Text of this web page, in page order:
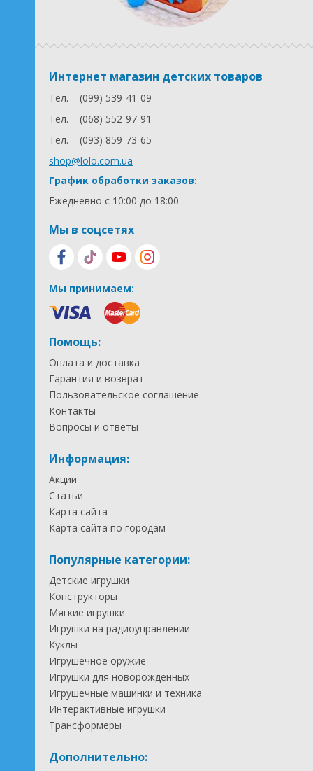
Интернет магазин детских товаров
Тел.
(099) 539-41-09
Тел.
(068) 552-97-91
Тел.
(093) 859-73-65
shop@lolo.com.ua
График обработки заказов:
Ежедневно с 10:00 до 18:00
Мы в соцсетях
Мы принимаем:
Помощь:
Оплата и доставка
Гарантия и возврат
Пользовательское соглашение
Контакты
Вопросы и ответы
Информация:
Акции
Статьи
Карта сайта
Карта сайта по городам
Популярные категории:
Детские игрушки
Конструкторы
Мягкие игрушки
Игрушки на радиоуправлении
Куклы
Игрушечное оружие
Игрушки для новорожденных
Игрушечные машинки и техника
Интерактивные игрушки
Трансформеры
Дополнительно: